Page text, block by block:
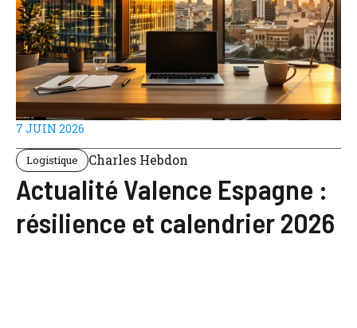
7 JUIN 2026
Logistique Charles Hebdon
Actualité Valence Espagne :
résilience et calendrier 2026